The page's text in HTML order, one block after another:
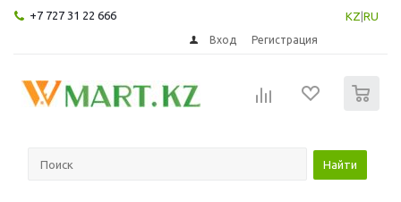
+7 727 31 22 666 KZ RU
Вход Регистрация
Найти